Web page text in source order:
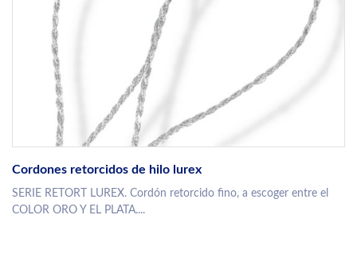
Cordones retorcidos de hilo lurex
SERIE RETORT LUREX. Cordón retorcido fino, a escoger entre el
COLOR ORO Y EL PLATA....